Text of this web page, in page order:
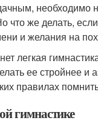
необходимо
что же делать,
и желания на
легкая
ее стройнее
правилах
гимнастике